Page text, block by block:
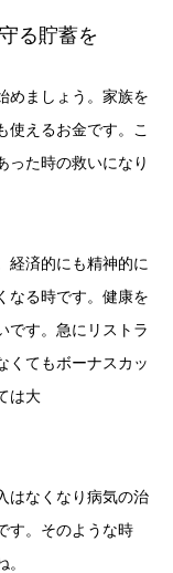
る貯蓄を
めましょう。家族を
使えるお金です。こ
った時の救いになり
経済的にも精神的に
なる時です。健康を
です。急にリストラ
くてもボーナスカッ
は大
はなくなり病気の治
す。そのような時